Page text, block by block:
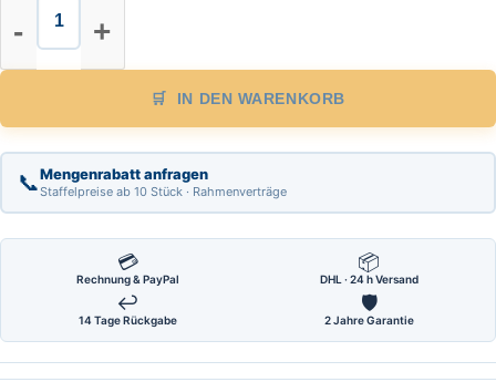
Glasfaser Bandmaß Länge 25m,
IN DEN WARENKORB
📞Mengenrabatt anfragen
Staffelpreise ab 10 Stück · Rahmenverträge
💳
Rechnung & PayPal
📦
DHL · 24 h Versand
↩
14 Tage Rückgabe
🛡
2 Jahre Garantie